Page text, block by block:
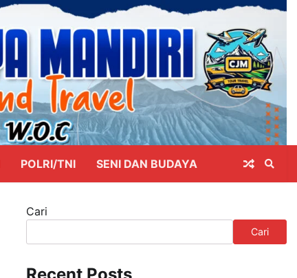
POLRI/TNI SENI DAN BUDAYA
Cari
Cari